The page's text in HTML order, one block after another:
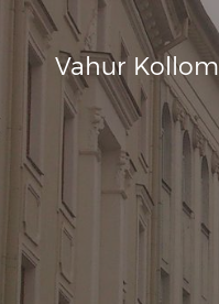
Vahur Kollom